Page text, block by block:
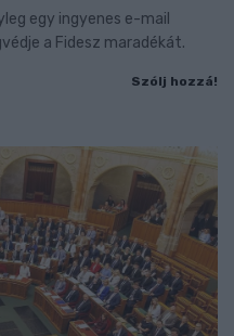
egy ingyenes e-mail
a Fidesz maradékát.
Szólj hozzá!